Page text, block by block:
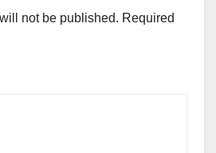
not be published. Required